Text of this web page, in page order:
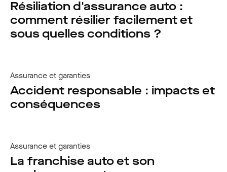
Résiliation d'assurance auto :
comment résilier facilement et
sous quelles conditions ?
Assurance et garanties
Accident responsable : impacts et
conséquences
Assurance et garanties
La franchise auto et son